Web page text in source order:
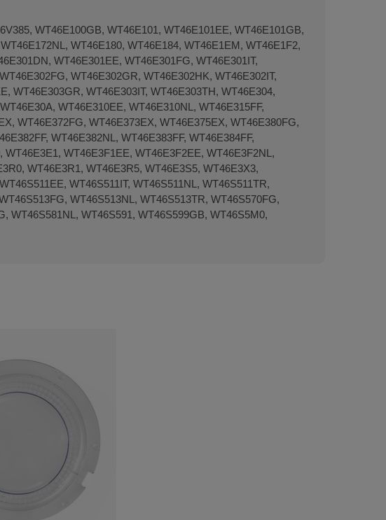
WT46E100GB, WT46E101, WT46E101EE, WT46E101GB,
WT46E180, WT46E184, WT46E1EM, WT46E1F2,
WT46E301EE, WT46E301FG, WT46E301IT,
WT46E302GR, WT46E302HK, WT46E302IT,
WT46E303GR, WT46E303IT, WT46E303TH, WT46E304,
WT46E310EE, WT46E310NL, WT46E315FF,
WT46E372FG, WT46E373EX, WT46E375EX, WT46E380FG,
WT46E382NL, WT46E383FF, WT46E384FF,
WT46E3F1EE, WT46E3F2EE, WT46E3F2NL,
WT46E3R1, WT46E3R5, WT46E3S5, WT46E3X3,
WT46S511IT, WT46S511NL, WT46S511TR,
WT46S513NL, WT46S513TR, WT46S570FG,
WT46S581NL, WT46S591, WT46S599GB, WT46S5M0,